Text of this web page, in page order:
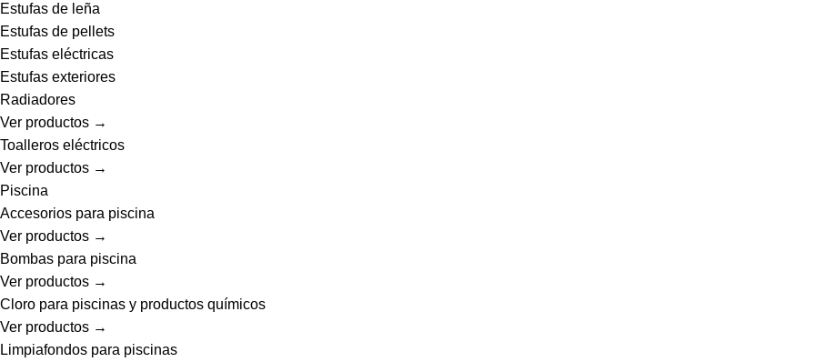
Estufas de leña
Estufas de pellets
Estufas eléctricas
Estufas exteriores
Radiadores
Ver productos →
Toalleros eléctricos
Ver productos →
Piscina
Accesorios para piscina
Ver productos →
Bombas para piscina
Ver productos →
Cloro para piscinas y productos químicos
Ver productos →
Limpiafondos para piscinas